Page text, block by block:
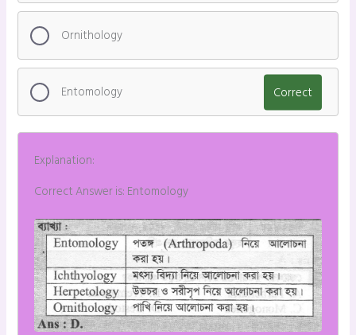
Ornithology
Entomology Correct
Explanation:
Correct Answer is: Entomology